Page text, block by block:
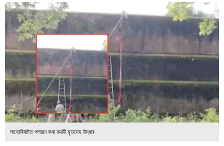
জীৱনশৈলী
বিশ্ব
Videos
লাহোৰিঘাটত পলায়ন কৰা কয়দী মৃতদেহ উদ্ধাৰ